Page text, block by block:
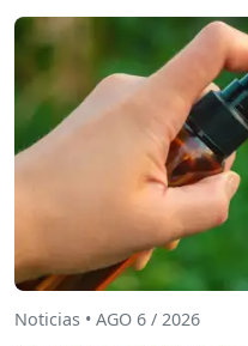
Noticias • AGO 6 / 2026